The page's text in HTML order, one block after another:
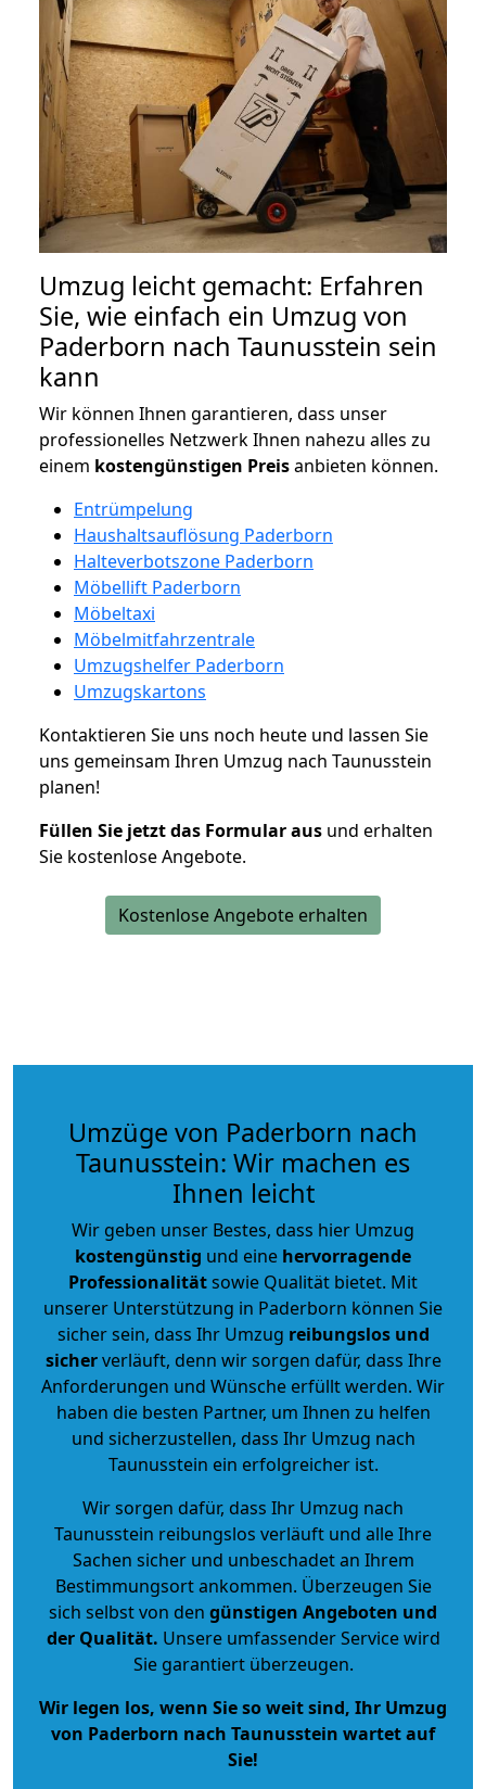
Umzug leicht gemacht: Erfahren
Sie, wie einfach ein Umzug von
Paderborn nach Taunusstein sein
kann
Wir können Ihnen garantieren, dass unser
professionelles Netzwerk Ihnen nahezu alles zu
einem kostengünstigen Preisanbieten können.
Entrümpelung
Haushaltsauflösung Paderborn
Halteverbotszone Paderborn
Möbellift Paderborn
Möbeltaxi
Möbelmitfahrzentrale
Umzugshelfer Paderborn
Umzugskartons
Kontaktieren Sie uns noch heute und lassen Sie
uns gemeinsam Ihren Umzug nach Taunusstein
planen!
Füllen Sie jetzt das Formular aus und erhalten
Sie kostenlose Angebote.
Kostenlose Angebote erhalten
Umzüge von Paderborn nach
Taunusstein: Wir machen es
Ihnen leicht
Wir geben unser Bestes, dass hier Umzug
kostengünstig und eine hervorragende
Professionalitätsowie Qualität bietet. Mit
unserer Unterstützung in Paderborn können Sie
sicher sein, dass Ihr Umzug reibungslos und
sicherverläuft, denn wir sorgen dafür, dass Ihre
Anforderungen und Wünsche erfüllt werden. Wir
haben die besten Partner, um Ihnen zu helfen
und sicherzustellen, dass Ihr Umzug nach
Taunusstein ein erfolgreicher ist.
Wir sorgen dafür, dass Ihr Umzug nach
Taunusstein reibungslos verläuft und alle Ihre
Sachen sicher und unbeschadet an Ihrem
Bestimmungsort ankommen. Überzeugen Sie
sich selbst von den günstigen Angeboten und
der Qualität. Unsere umfassender Service wird
Sie garantiert überzeugen.
Wir legen los, wenn Sie so weit sind, Ihr Umzug
von Paderborn nach Taunusstein wartet auf
Sie!